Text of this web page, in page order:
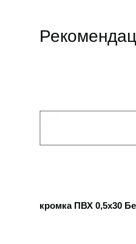
кромка ПВХ 0,5х30